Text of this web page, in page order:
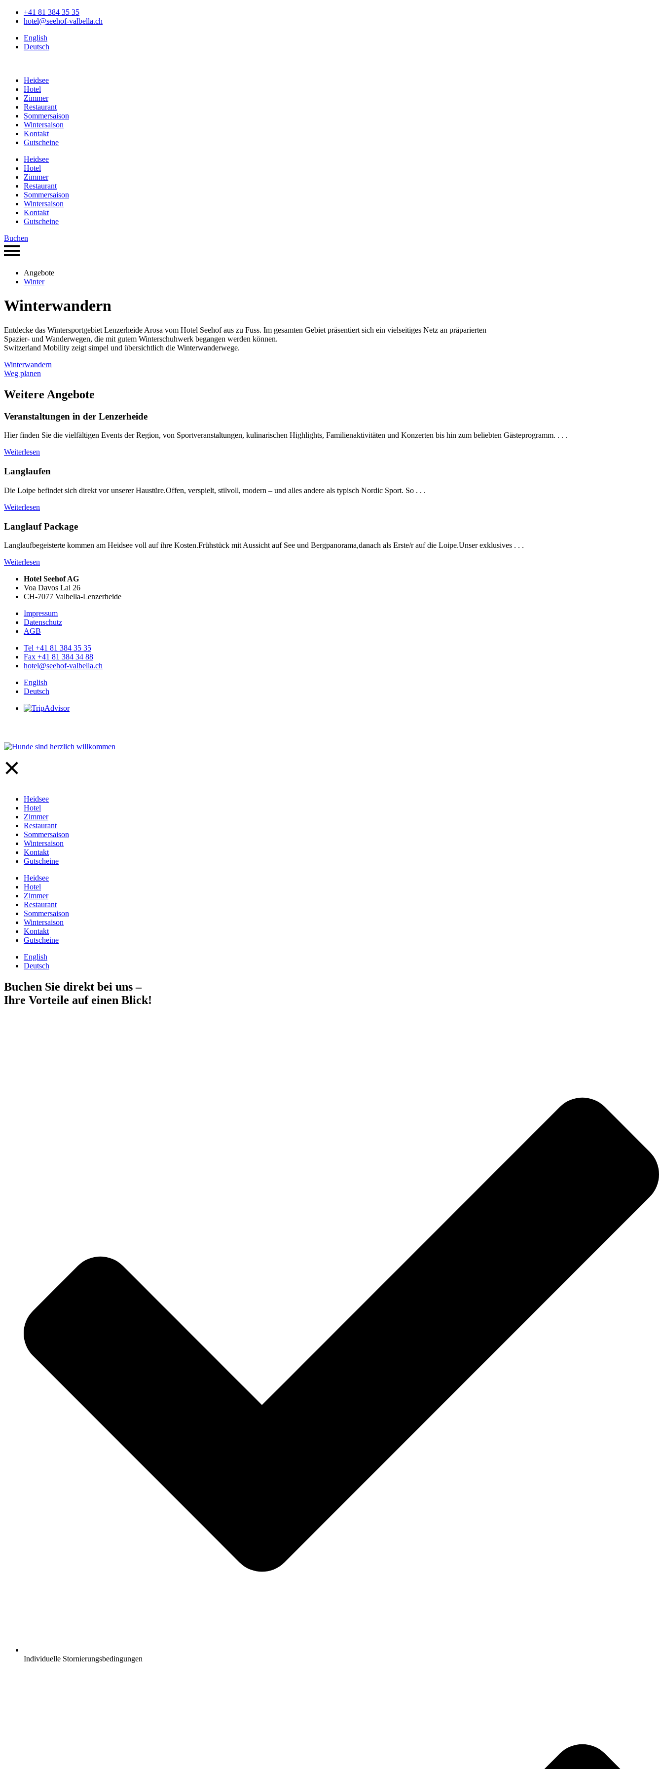
Zum
Inhalt
+41 81 384 35 35
hotel@seehof-valbella.ch
English
Deutsch
Heidsee
Hotel
Zimmer
Restaurant
Sommersaison
Wintersaison
Kontakt
Gutscheine
Heidsee
Hotel
Zimmer
Restaurant
Sommersaison
Wintersaison
Kontakt
Gutscheine
Buchen
Angebote
Winter
Winterwandern
Entdecke das Wintersportgebiet Lenzerheide Arosa vom Hotel Seehof aus zu Fuss. Im gesamten Gebiet präsentiert sich ein vielseitiges Netz an präparierten
Spazier- und Wanderwegen, die mit gutem Winterschuhwerk begangen werden können.
Switzerland Mobility zeigt simpel und übersichtlich die Winterwanderwege.
Winterwandern
Weg planen
Weitere Angebote
Veranstaltungen in der Lenzerheide
Hier finden Sie die vielfältigen Events der Region, von Sportveranstaltungen, kulinarischen Highlights, Familienaktivitäten und Konzerten bis hin zum beliebten Gästeprogramm. . . .
Weiterlesen
Langlaufen
Die Loipe befindet sich direkt vor unserer Haustüre.Offen, verspielt, stilvoll, modern – und alles andere als typisch Nordic Sport. So . . .
Weiterlesen
Langlauf Package
Langlaufbegeisterte kommen am Heidsee voll auf ihre Kosten.Frühstück mit Aussicht auf See und Bergpanorama,danach als Erste/r auf die Loipe.Unser exklusives . . .
Weiterlesen
Hotel Seehof AG
Voa Davos Lai 26
CH-7077 Valbella-Lenzerheide
Impressum
Datenschutz
AGB
Tel +41 81 384 35 35
Fax +41 81 384 34 88
hotel@seehof-valbella.ch
English
Deutsch
Heidsee
Hotel
Zimmer
Restaurant
Sommersaison
Wintersaison
Kontakt
Gutscheine
Heidsee
Hotel
Zimmer
Restaurant
Sommersaison
Wintersaison
Kontakt
Gutscheine
English
Deutsch
Buchen Sie direkt bei uns –
Ihre Vorteile auf einen Blick!
Individuelle Stornierungsbedingungen